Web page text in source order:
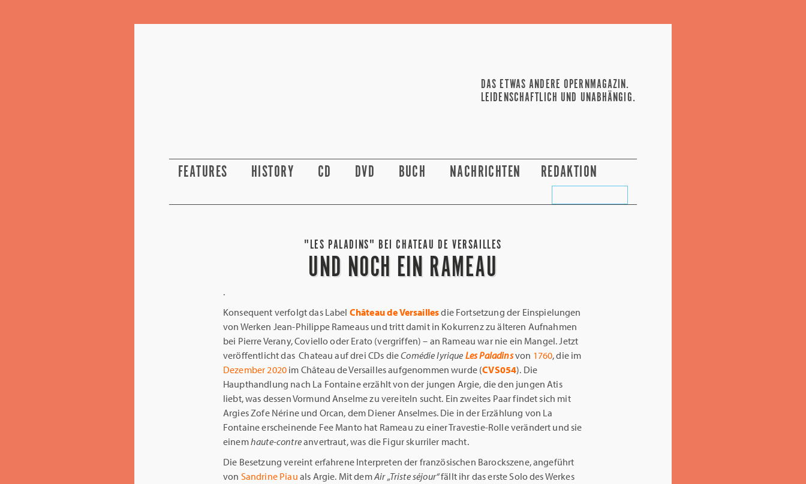
DAS ETWAS ANDERE OPERNMAGAZIN.
LEIDENSCHAFTLICH UND UNABHÄNGIG.
FEATURES HISTORY CD DVD BUCH NACHRICHTEN REDAKTION
"LES PALADINS" BEI CHATEAU DE VERSAILLES
UND NOCH EIN RAMEAU
.
Konsequent verfolgt das Label Château de Versaillesdie Fortsetzung der Einspielungen
von Werken Jean-Philippe Rameaus und tritt damit in Kokurrenz zu älteren Aufnahmen
bei Pierre Verany, Coviello oder Erato (vergriffen) – an Rameau war nie ein Mangel. Jetzt
veröffentlicht das Chateau auf drei CDs dieComédie lyrique Les Paladinsvon 1760, die im
Dezember 2020 im Château de Versailles aufgenommen wurde (CVS054). Die
Haupthandlung nach La Fontaine erzählt von der jungen Argie, die den jungen Atis
liebt, was dessen Vormund Anselme zu vereiteln sucht. Ein zweites Paar findet sich mit
Argies Zofe Nérine und Orcan, dem Diener Anselmes. Die in der Erzählung von La
Fontaine erscheinende Fee Manto hat Rameau zu einer Travestie-Rolle verändert und sie
einemhaute-contreanvertraut, was die Figur skurriler macht.
Die Besetzung vereint erfahrene Interpreten der französischen Barockszene, angeführt
von Sandrine Piau als Argie. Mit demAir„Triste séjour“fällt ihr das erste Solo des Werkes